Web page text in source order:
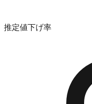
推定値下げ率